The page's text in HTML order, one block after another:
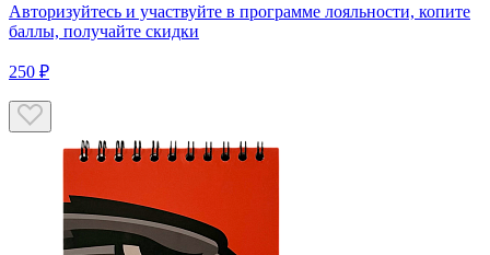
Авторизуйтесь и участвуйте в программе лояльности, копите
баллы, получайте скидки
250 ₽